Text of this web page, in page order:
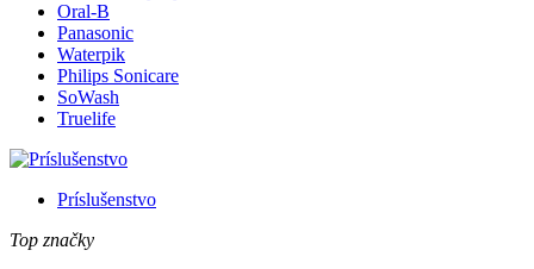
Oral-B
Panasonic
Waterpik
Philips Sonicare
SoWash
Truelife
Príslušenstvo
Top značky